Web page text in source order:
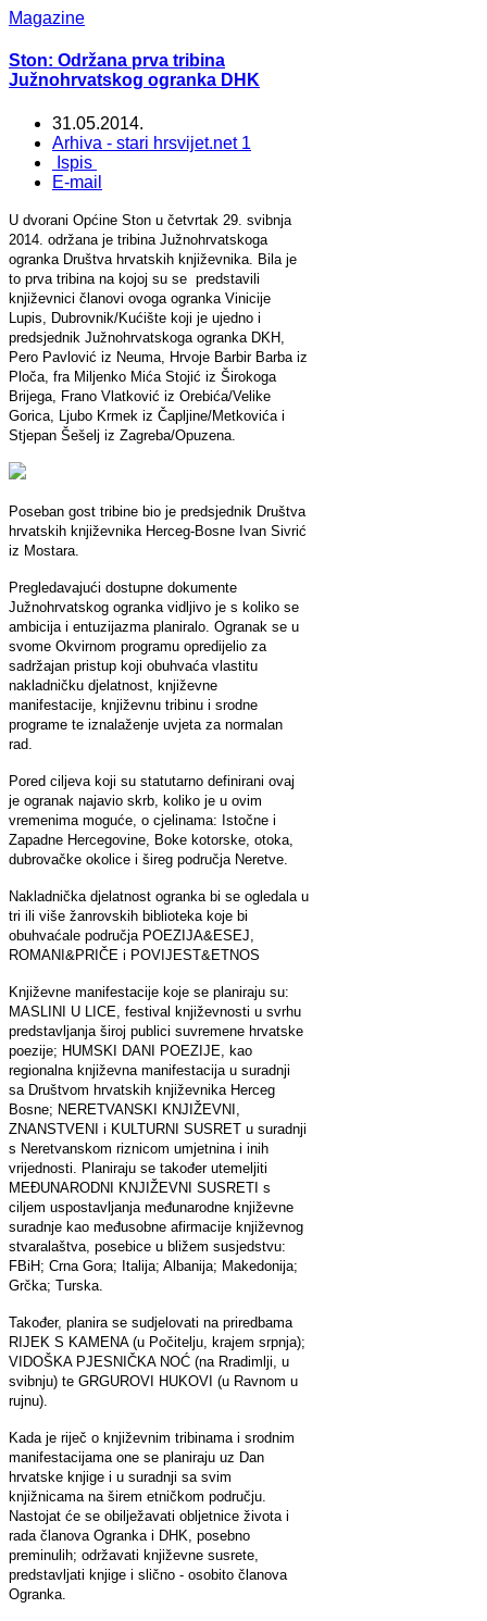
Magazine
Ston: Održana prva tribina
Južnohrvatskog ogranka DHK
31.05.2014.
Arhiva - stari hrsvijet.net 1
Ispis
E-mail
U dvorani Općine Ston u četvrtak 29. svibnja
2014. održana je tribina Južnohrvatskoga
ogranka Društva hrvatskih književnika. Bila je
to prva tribina na kojoj su se predstavili
književnici članovi ovoga ogranka Vinicije
Lupis, Dubrovnik/Kućište koji je ujedno i
predsjednik Južnohrvatskoga ogranka DKH,
Pero Pavlović iz Neuma, Hrvoje Barbir Barba iz
Ploča, fra Miljenko Mića Stojić iz Širokoga
Brijega, Frano Vlatković iz Orebića/Velike
Gorica, Ljubo Krmek iz Čapljine/Metkovića i
Stjepan Šešelj iz Zagreba/Opuzena.
Poseban gost tribine bio je predsjednik Društva
hrvatskih književnika Herceg-Bosne Ivan Sivrić
iz Mostara.
Pregledavajući dostupne dokumente
Južnohrvatskog ogranka vidljivo je s koliko se
ambicija i entuzijazma planiralo. Ogranak se u
svome Okvirnom programu opredijelio za
sadržajan pristup koji obuhvaća vlastitu
nakladničku djelatnost, književne
manifestacije, književnu tribinu i srodne
programe te iznalaženje uvjeta za normalan
rad.
Pored ciljeva koji su statutarno definirani ovaj
je ogranak najavio skrb, koliko je u ovim
vremenima moguće, o cjelinama: Istočne i
Zapadne Hercegovine, Boke kotorske, otoka,
dubrovačke okolice i šireg područja Neretve.
Nakladnička djelatnost ogranka bi se ogledala u
tri ili više žanrovskih biblioteka koje bi
obuhvaćale područja POEZIJA&ESEJ,
ROMANI&PRIČE i POVIJEST&ETNOS
Književne manifestacije koje se planiraju su:
MASLINI U LICE, festival književnosti u svrhu
predstavljanja široj publici suvremene hrvatske
poezije; HUMSKI DANI POEZIJE, kao
regionalna književna manifestacija u suradnji
sa Društvom hrvatskih književnika Herceg
Bosne; NERETVANSKI KNJIŽEVNI,
ZNANSTVENI i KULTURNI SUSRET u suradnji
s Neretvanskom riznicom umjetnina i inih
vrijednosti. Planiraju se također utemeljiti
MEĐUNARODNI KNJIŽEVNI SUSRETI s
ciljem uspostavljanja međunarodne književne
suradnje kao međusobne afirmacije književnog
stvaralaštva, posebice u bližem susjedstvu:
FBiH; Crna Gora; Italija; Albanija; Makedonija;
Grčka; Turska.
Također, planira se sudjelovati na priredbama
RIJEK S KAMENA (u Počitelju, krajem srpnja);
VIDOŠKA PJESNIČKA NOĆ (na Rradimlji, u
svibnju) te GRGUROVI HUKOVI (u Ravnom u
rujnu).
Kada je riječ o književnim tribinama i srodnim
manifestacijama one se planiraju uz Dan
hrvatske knjige i u suradnji sa svim
knjižnicama na širem etničkom području.
Nastojat će se obilježavati obljetnice života i
rada članova Ogranka i DHK, posebno
preminulih; održavati književne susrete,
predstavljati knjige i slično - osobito članova
Ogranka.